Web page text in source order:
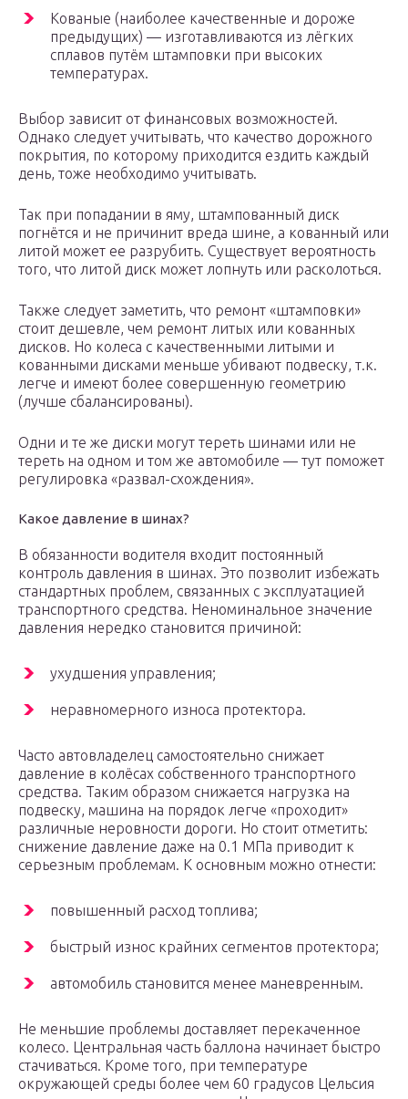
Кованые (наиболее качественные и дороже
предыдущих) — изготавливаются из лёгких
сплавов путём штамповки при высоких
температурах.
Выбор зависит от финансовых возможностей.
Однако следует учитывать, что качество дорожного
покрытия, по которому приходится ездить каждый
день, тоже необходимо учитывать.
Так при попадании в яму, штампованный диск
погнётся и не причинит вреда шине, а кованный или
литой может ее разрубить. Существует вероятность
того, что литой диск может лопнуть или расколоться.
Также следует заметить, что ремонт «штамповки»
стоит дешевле, чем ремонт литых или кованных
дисков. Но колеса с качественными литыми и
кованными дисками меньше убивают подвеску, т.к.
легче и имеют более совершенную геометрию
(лучше сбалансированы).
Одни и те же диски могут тереть шинами или не
тереть на одном и том же автомобиле — тут поможет
регулировка «развал-схождения».
Какое давление в шинах?
В обязанности водителя входит постоянный
контроль давления в шинах. Это позволит избежать
стандартных проблем, связанных с эксплуатацией
транспортного средства. Неноминальное значение
давления нередко становится причиной:
ухудшения управления;
неравномерного износа протектора.
Часто автовладелец самостоятельно снижает
давление в колёсах собственного транспортного
средства. Таким образом снижается нагрузка на
подвеску, машина на порядок легче «проходит»
различные неровности дороги. Но стоит отметить:
снижение давление даже на 0.1 МПа приводит к
серьезным проблемам. К основным можно отнести:
повышенный расход топлива;
быстрый износ крайних сегментов протектора;
автомобиль становится менее маневренным.
Не меньшие проблемы доставляет перекаченное
колесо. Центральная часть баллона начинает быстро
стачиваться. Кроме того, при температуре
окружающей среды более чем 60 градусов Цельсия